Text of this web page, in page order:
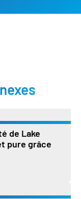
de Lake
pure grâce